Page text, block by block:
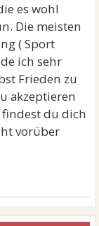
es wohl
Die meisten
( Sport
ich sehr
Frieden zu
akzeptieren
du dich
vorüber